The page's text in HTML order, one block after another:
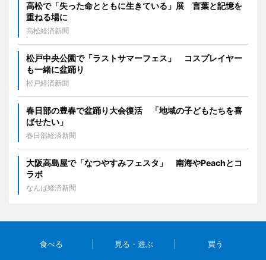
高松で「失った命とともに生きている」展 言葉と記憶を
重ねる場に
高松経済新聞
松戸中央公園で「ラストサマーフェス」 コスプレイヤー
も一緒に盆踊り
松戸経済新聞
春日部の豊春で盆踊り大会復活 「地域の子どもたちを喜
ばせたい」
春日部経済新聞
大阪高島屋で「なつやすみフェスタ」 南海やPeachとコ
ラボ
なんば経済新聞
食べる 見る・遊ぶ 買う